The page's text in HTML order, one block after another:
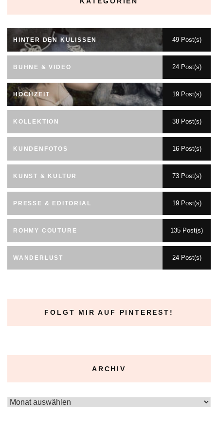
HINTER DEN KULISSEN 49 Post(s)
BÜHNE & VIDEO 24 Post(s)
HOCHZEIT 19 Post(s)
KOLLEKTION 38 Post(s)
KUNDENFOTOS 16 Post(s)
KUNST & KULTUR 73 Post(s)
PRESSE & EDITORIAL 19 Post(s)
ROHMY COUTURE 135 Post(s)
WANDERLUST 24 Post(s)
FOLGT MIR AUF PINTEREST!
ARCHIV
Archiv